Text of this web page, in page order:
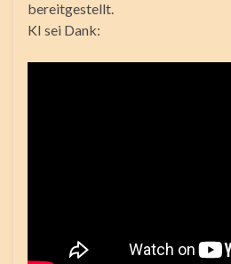
bereitgestellt.
KI sei Dank: